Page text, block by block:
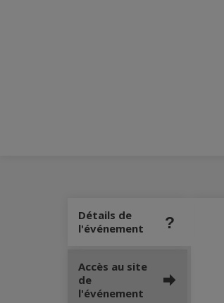
Détails de
l'événement
Accès au site
de
l'événement